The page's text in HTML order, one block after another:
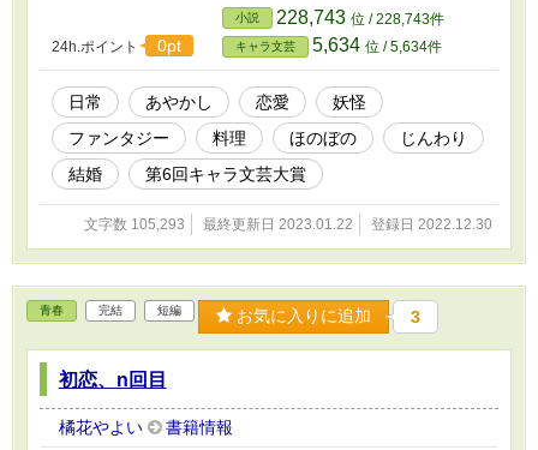
父母が住んでいた田舎の山中。そこには賑やか
ご近所さんがたくさんいるようで、だんだんと
田舎暮らしが気に入って――……。 これは、ど
こかにひっそりとあるかもしれない、ちょっと
おかしくて優しい日常のお話。 エブリスタに投
稿している「穂乃花さんは、おかしな隣人と戯
れる。」の改稿版です。 表紙はてんぱる様のフ
リー素材を使用させていただきました。
24h.ポイント 0pt
小説 228,743 位 / 228,743件
キャラ文芸 5,634 位 / 5,634件
日常 あやかし 恋愛
妖怪
ファンタジー
料理 ほのぼの
じんわり
結婚
第6回キャラ文芸大賞
文字数 105,293 最終更新日 2023.01.22 登録日 2022.12.30
青春 完結 短編 お気に入りに追加 3
初恋、n回目
橘花やよい 書籍情報